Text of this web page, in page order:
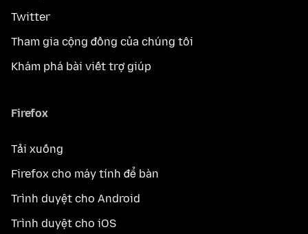
Twitter
Tham gia cộng đồng của chúng tôi
Khám phá bài viết trợ giúp
Firefox
Tải xuống
Firefox cho máy tính để bàn
Trình duyệt cho Android
Trình duyệt cho iOS